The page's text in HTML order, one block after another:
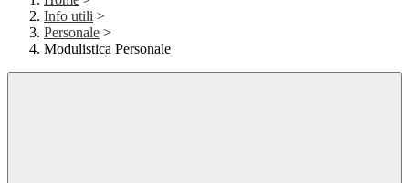
Info utili >
Personale >
Modulistica Personale